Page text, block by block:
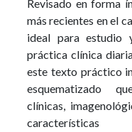
Revisado en forma
más recientes en el
ideal para estudio
práctica clínica
este texto práctico
esquematizado
clínicas,